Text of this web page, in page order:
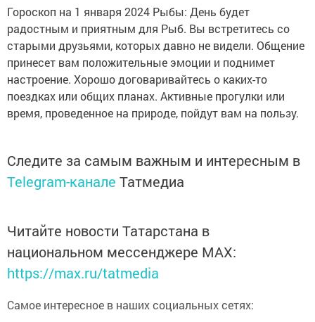
Гороскоп на 1 января 2024 Рыбы: День будет
радостным и приятным для Рыб. Вы встретитесь со
старыми друзьями, которых давно не видели. Общение
принесет вам положительные эмоции и поднимет
настроение. Хорошо договаривайтесь о каких-то
поездках или общих планах. Активные прогулки или
время, проведенное на природе, пойдут вам на пользу.
Следите за самым важным и интересным в
Telegram-канале Татмедиа
Читайте новости Татарстана в
национальном мессенджере MАХ:
https://max.ru/tatmedia
Самое интересное в наших социальных сетях: